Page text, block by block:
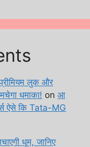
लुक और
धमाका! on आ
ऐसे कि Tata-MG
धूम, जानिए